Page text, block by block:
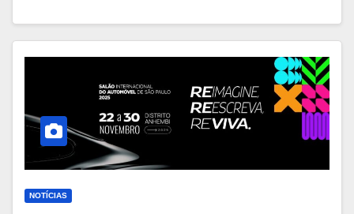
NOTÍCIAS